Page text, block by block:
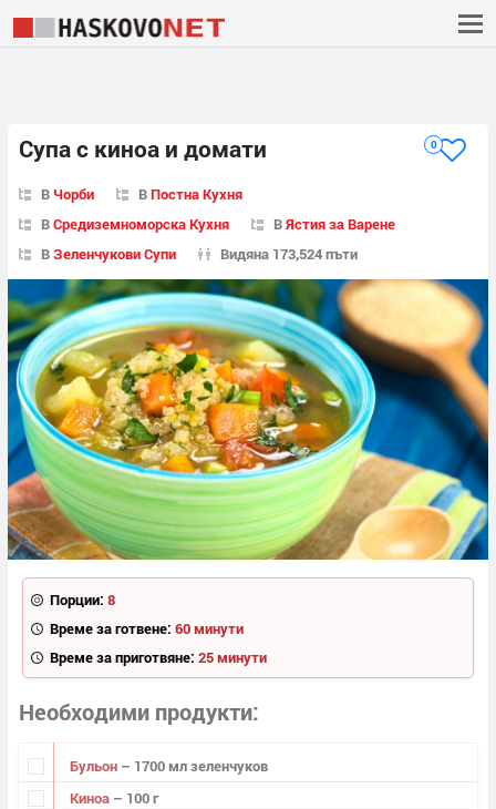
Супа с киноа и домати 0
ВЧорби ВПостна Кухня
ВСредиземноморска Кухня ВЯстия за Варене
ВЗеленчукови Супи Видяна 173,524 пъти
Порции: 8
Време за готвене: 60 минути
Време за приготвяне: 25 минути
Необходими продукти
Бульон – 1700 мл зеленчуков
Киноа – 100 г